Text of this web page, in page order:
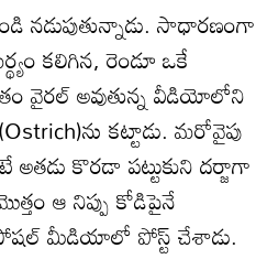
నడుపుతున్నాడు. సాధారణంగా
కలిగిన, రెండూ ఒకే
వైరల్ అవుతున్న వీడియోలోని
కట్టాడు. మరోవైపు
అతడు కొరడా పట్టుకుని దర్జాగా
ఆ నిప్పు కోడిపైనే
సోషల్ మీడియాలో పోస్ట్ చేశాడు.